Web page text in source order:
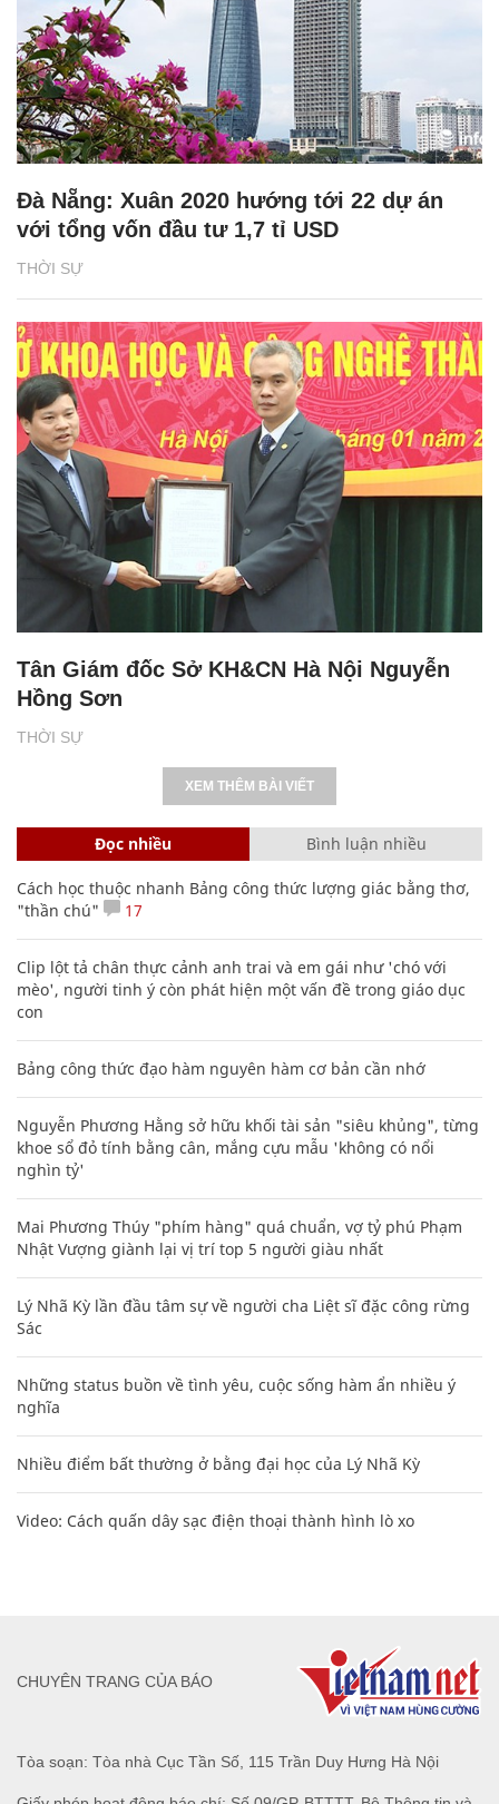
THỜI SỰ
Đà Nẵng: Xuân 2020 hướng tới 22 dự án
với tổng vốn đầu tư 1,7 tỉ USD
THỜI SỰ
Tân Giám đốc Sở KH&CN Hà Nội Nguyễn
Hồng Sơn
XEM THÊM BÀI VIẾT
Đọc nhiều Bình luận nhiều
Cách học thuộc nhanh Bảng công thức lượng giác bằng thơ,
"thần chú"
17
Clip lột tả chân thực cảnh anh trai và em gái như 'chó với
mèo', người tinh ý còn phát hiện một vấn đề trong giáo dục
con
Bảng công thức đạo hàm nguyên hàm cơ bản cần nhớ
Nguyễn Phương Hằng sở hữu khối tài sản "siêu khủng", từng
khoe sổ đỏ tính bằng cân, mắng cựu mẫu 'không có nổi
nghìn tỷ'
Mai Phương Thúy "phím hàng" quá chuẩn, vợ tỷ phú Phạm
Nhật Vượng giành lại vị trí top 5 người giàu nhất
Lý Nhã Kỳ lần đầu tâm sự về người cha Liệt sĩ đặc công rừng
Sác
Những status buồn về tình yêu, cuộc sống hàm ẩn nhiều ý
nghĩa
Nhiều điểm bất thường ở bằng đại học của Lý Nhã Kỳ
Video: Cách quấn dây sạc điện thoại thành hình lò xo
Tòa soạn: Tòa nhà Cục Tần Số, 115 Trần Duy Hưng Hà Nội
CHUYÊN TRANG CỦA BÁO